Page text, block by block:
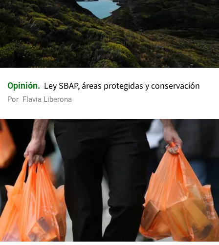
Opinión Ley SBAP, áreas protegidas y conservación
Por Flavia Liberona